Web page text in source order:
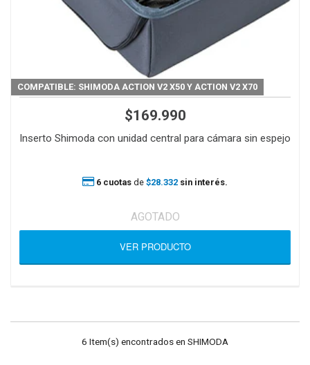
COMPATIBLE: SHIMODA ACTION V2 X50 Y ACTION V2 X70
$169.990
Inserto Shimoda con unidad central para cámara sin espejo
6 cuotas de $28.332 sin interés.
AGOTADO
VER PRODUCTO
6 Item(s) encontrados en SHIMODA